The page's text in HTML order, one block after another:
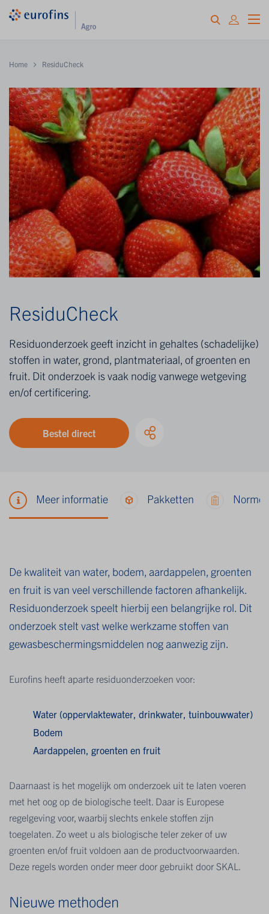
Home ResiduCheck
ResiduCheck
Residuonderzoek geeft inzicht in gehaltes (schadelijke)
stoffen in water, grond, plantmateriaal, of groenten en
fruit. Dit onderzoek is vaak nodig vanwege wetgeving
en/of certificering.
Bestel direct
Meer informatie Pakketten
De kwaliteit van water, bodem, aardappelen, groenten
en fruit is van veel verschillende factoren afhankelijk.
Residuonderzoek speelt hierbij een belangrijke rol. Dit
onderzoek stelt vast welke werkzame stoffen van
gewasbeschermingsmiddelen nog aanwezig zijn.
Eurofins heeft aparte residuonderzoeken voor:
Water (oppervlaktewater, drinkwater, tuinbouwwater)
Bodem
Aardappelen, groenten en fruit
Daarnaast is het mogelijk om onderzoek uit te laten voeren
met het oog op de biologische teelt. Daar is Europese
regelgeving voor, waarbij slechts enkele stoffen zijn
toegelaten. Zo weet u als biologische teler zeker of uw
groenten en/of fruit voldoen aan de productvoorwaarden.
Deze regels worden onder meer door gebruikt door SKAL.
Nieuwe methoden